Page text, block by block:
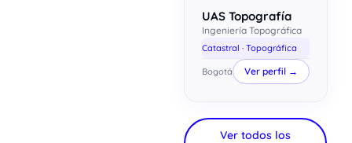
UAS Topografía
Ingeniería Topográfica
Catastral · Topográfica
Bogotá Ver perfil →
Ver todos los